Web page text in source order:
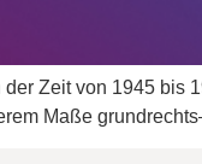
Zeit von 1945 bis
Maße